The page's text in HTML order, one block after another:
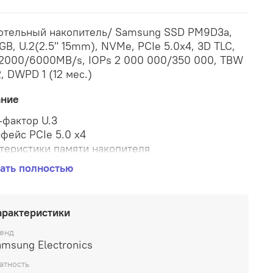
накопитель/ Samsung SSD PM9D3a,
U.2(2.5" 15mm), NVMe, PCIe 5.0x4, 3D TLC,
6000MB/s, IOPs 2 000 000/350 000, TBW
DWPD 1 (12 мес.)
U.3
PCIe 5.0 x4
памяти накопителя
накопителя 15360 Гбайт
3D TLC
последовательной записи 6000 Мбайт/c
число операций произвольного чтения в
(4 КБайт, QD32) 2000000 IOPS
число операций произвольной записи в
полностью
Electronics